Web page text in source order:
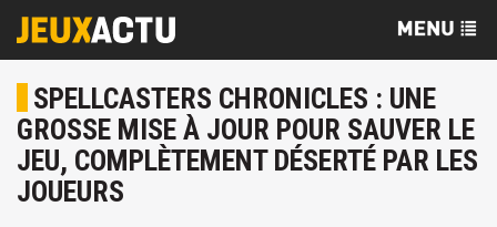
SPELLCASTERS CHRONICLES : UNE
GROSSE MISE À JOUR POUR SAUVER LE
JEU, COMPLÈTEMENT DÉSERTÉ PAR LES
JOUEURS